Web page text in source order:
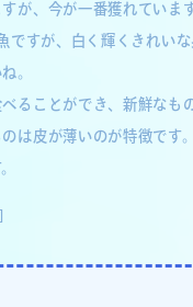
が、今が一番獲れていま
ですが、白く輝くきれい
。
ることができ、新鮮なも
は皮が薄いのが特徴です。